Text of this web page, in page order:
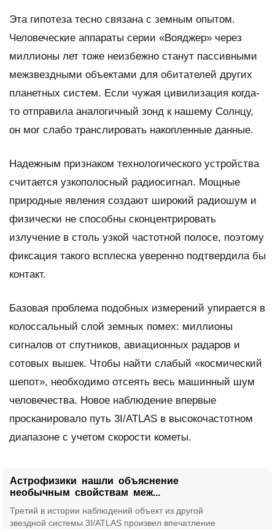
Эта гипотеза тесно связана с земным опытом.
Человеческие аппараты серии «Вояджер» через
миллионы лет тоже неизбежно станут пассивными
межзвездными объектами для обитателей других
планетных систем. Если чужая цивилизация когда-
то отправила аналогичный зонд к нашему Солнцу,
он мог слабо транслировать накопленные данные.
Надежным признаком технологического устройства
считается узкополосный радиосигнал. Мощные
природные явления создают широкий радиошум и
физически не способны сконцентрировать
излучение в столь узкой частотной полосе, поэтому
фиксация такого всплеска уверенно подтвердила бы
контакт.
Базовая проблема подобных измерений упирается в
колоссальный слой земных помех: миллионы
сигналов от спутников, авиационных радаров и
сотовых вышек. Чтобы найти слабый «космический
шепот», необходимо отсеять весь машинный шум
человечества. Новое наблюдение впервые
просканировало путь 3I/ATLAS в высокочастотном
диапазоне с учетом скорости кометы.
Астрофизики нашли объяснение
необычным свойствам меж...
Третий в истории наблюдений объект из другой
звездной системы 3I/ATLAS произвел впечатление